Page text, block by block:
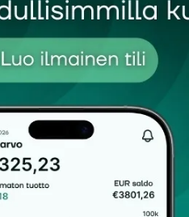
Sähköpostiosoitteesi